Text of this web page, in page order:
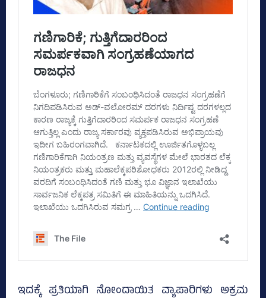
ಇದಕ್ಕೆ ಪ್ರತಿಯಾಗಿ ನೋಂದಾಯಿತ ವ್ಯಾಪಾರಿಗಳು ಅಕ್ರಮ